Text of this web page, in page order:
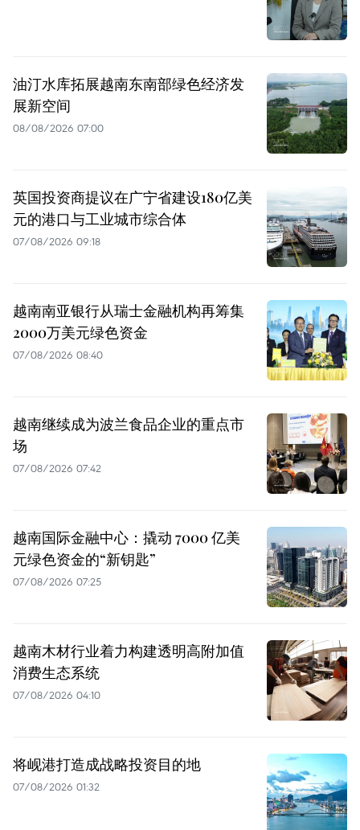
油汀水库拓展越南东南部绿色经济发
展新空间
08/08/2026 07:00
英国投资商提议在广宁省建设180亿美
元的港口与工业城市综合体
07/08/2026 09:18
越南南亚银行从瑞士金融机构再筹集
2000万美元绿色资金
07/08/2026 08:40
越南继续成为波兰食品企业的重点市
场
07/08/2026 07:42
越南国际金融中心：撬动 7000 亿美
元绿色资金的“新钥匙”
07/08/2026 07:25
越南木材行业着力构建透明高附加值
消费生态系统
07/08/2026 04:10
将岘港打造成战略投资目的地
07/08/2026 01:32